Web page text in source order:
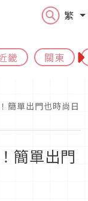
繁
畿 關東
簡單出門也時尚日
簡單出門